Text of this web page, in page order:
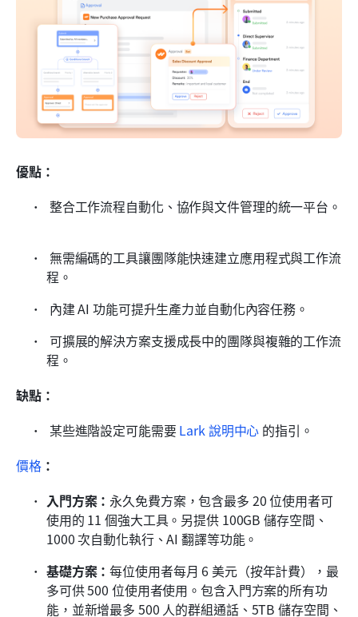
優點：
無需編碼的工具讓團隊能快速建立應用程式與工作流
程。
內建 AI 功能可提升生產力並自動化內容任務。
可擴展的解決方案支援成長中的團隊與複雜的工作流
程。
缺點：
某些進階設定可能需要 Lark 說明中心 的指引。
價格：
入門方案： 永久免費方案，包含最多 20 位使用者可
使用的 11 個強大工具。另提供 100GB 儲存空間、
1000 次自動化執行、AI 翻譯等功能。
基礎方案：每位使用者每月 6 美元（按年計費），最
多可供 500 位使用者使用。包含入門方案的所有功
能，並新增最多 500 人的群組通話、5TB 儲存空間、